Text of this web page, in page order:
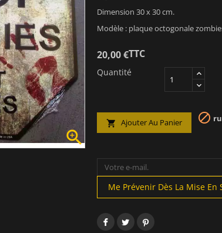

Dimension 30 x 30 cm.
Modèle : plaque octogonale
20,00 €TTC
Quantité
 Ajouter Au Panier 
Me Prévenir Dès La Mise En